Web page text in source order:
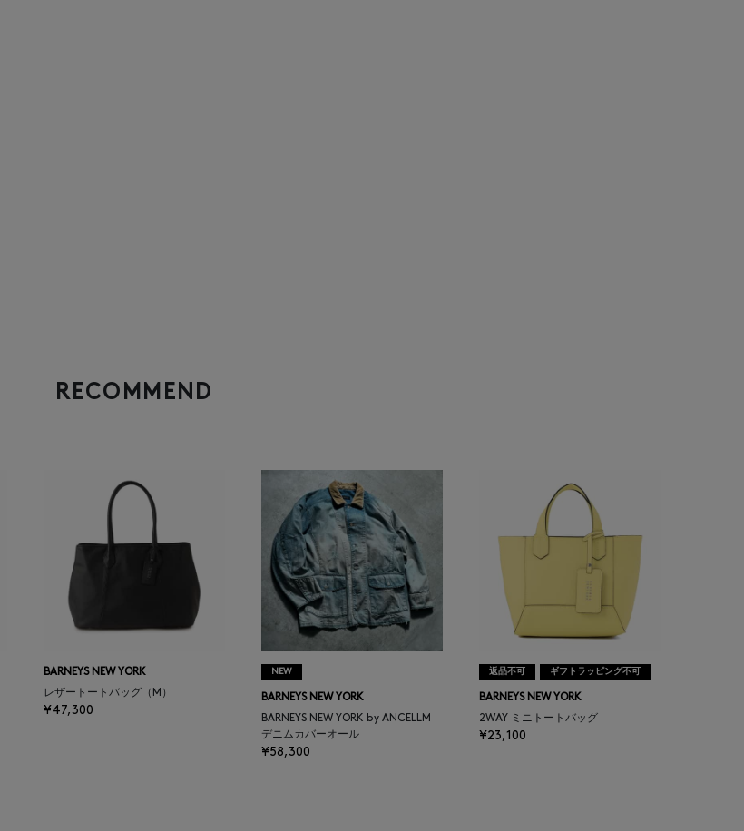
RECOMMEND
BARNEYS NEW YORK
レザートートバッグ（M）
¥47,300
NEW
BARNEYS NEW YORK
BARNEYS NEW YORK by ANCELLM
デニムカバーオール
¥58,300
返品不可 ギフトラッピング不可
BARNEYS NEW YORK
2WAY ミニトートバッグ
¥23,100